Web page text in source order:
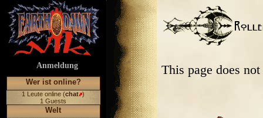
Anmeldung
Wer ist online?
1 Leute online (chat )
1 Guests
Welt
This page does